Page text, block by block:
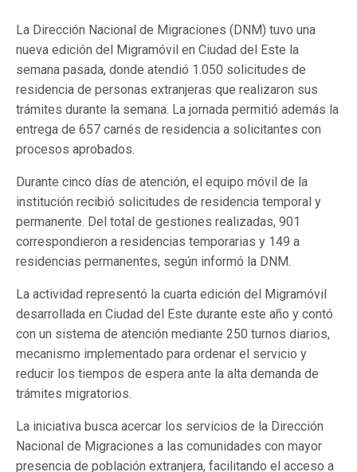
La Dirección Nacional de Migraciones (DNM) tuvo una
nueva edición del Migramóvil en Ciudad del Este la
semana pasada, donde atendió 1.050 solicitudes de
residencia de personas extranjeras que realizaron sus
trámites durante la semana. La jornada permitió además la
entrega de 657 carnés de residencia a solicitantes con
procesos aprobados.
Durante cinco días de atención, el equipo móvil de la
institución recibió solicitudes de residencia temporal y
permanente. Del total de gestiones realizadas, 901
correspondieron a residencias temporarias y 149 a
residencias permanentes, según informó la DNM.
La actividad representó la cuarta edición del Migramóvil
desarrollada en Ciudad del Este durante este año y contó
con un sistema de atención mediante 250 turnos diarios,
mecanismo implementado para ordenar el servicio y
reducir los tiempos de espera ante la alta demanda de
trámites migratorios.
La iniciativa busca acercar los servicios de la Dirección
Nacional de Migraciones a las comunidades con mayor
presencia de población extranjera, facilitando el acceso a